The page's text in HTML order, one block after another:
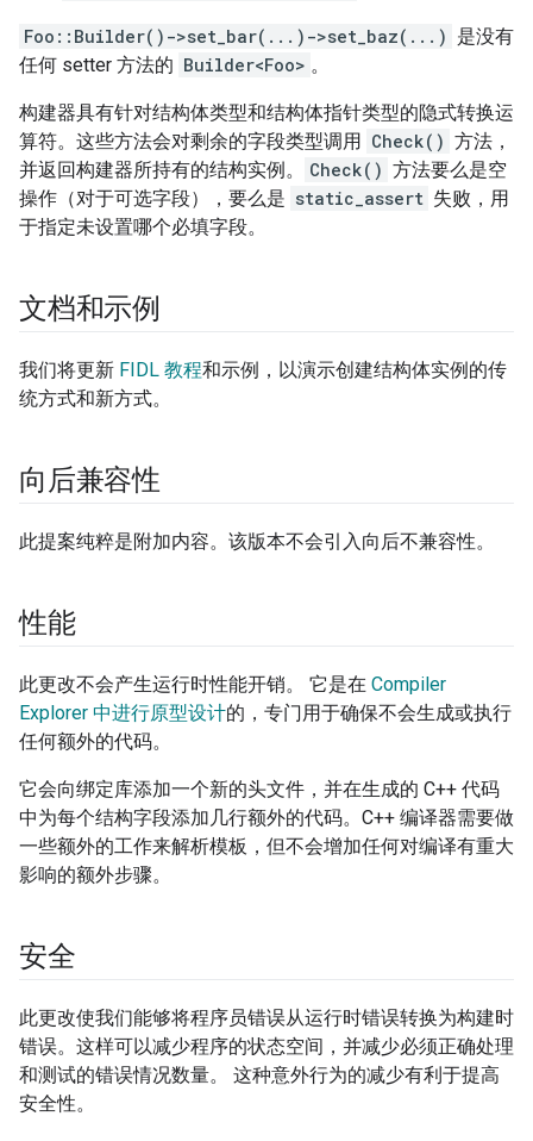
Foo::Builder()->set_bar(...)->set_baz(...) 是没有
任何 setter 方法的 Builder<Foo> 。
构建器具有针对结构体类型和结构体指针类型的隐式转换运
算符。这些方法会对剩余的字段类型调用 Check() 方法，
并返回构建器所持有的结构实例。
Check() 方法要么是空
操作（对于可选字段），要么是 static_assert 失败，用
于指定未设置哪个必填字段。
文档和示例
我们将更新 FIDL 教程和示例，以演示创建结构体实例的传
统方式和新方式。
向后兼容性
此提案纯粹是附加内容。该版本不会引入向后不兼容性。
性能
此更改不会产生运行时性能开销。 它是在 Compiler
Explorer 中进行原型设计的，专门用于确保不会生成或执行
任何额外的代码。
它会向绑定库添加一个新的头文件，并在生成的 C++ 代码
中为每个结构字段添加几行额外的代码。C++ 编译器需要做
一些额外的工作来解析模板，但不会增加任何对编译有重大
影响的额外步骤。
安全
此更改使我们能够将程序员错误从运行时错误转换为构建时
错误。这样可以减少程序的状态空间，并减少必须正确处理
和测试的错误情况数量。 这种意外行为的减少有利于提高
安全性。